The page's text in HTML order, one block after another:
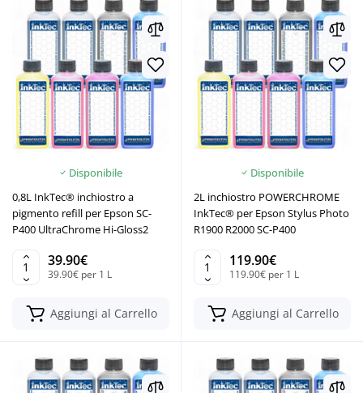
Disponibile
0,8L InkTec® inchiostro a
pigmento refill per Epson SC-
P400 UltraChrome Hi-Gloss2
39.90€
39.90€ per 1 L
Aggiungi al Carrello
Disponibile
2L inchiostro POWERCHROME
InkTec® per Epson Stylus Photo
R1900 R2000 SC-P400
119.90€
119.90€ per 1 L
Aggiungi al Carrello